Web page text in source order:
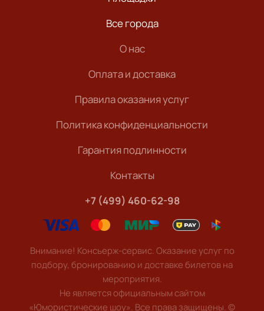
Все города
О нас
Оплата и доставка
Правила оказания услуг
Политика конфиденциальности
Гарантия подлинности
Контакты
+7 (499) 460-62-98
Внимание! Консьерж-сервис. Оказание услуг по
подбору, бронированию и доставке билетов на
мероприятия.
Не является официальным сайтом
«Юмористические шоу». Все права защищены.©